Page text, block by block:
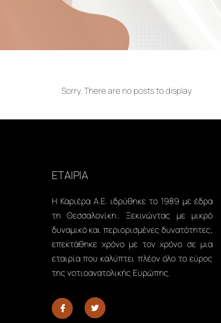
Sorry. There are no posts to display
ΕΤΑΙΡΙΑ
Η Καριέρα Α.Ε. ιδρύθηκε το 1989 με έδρα
τη Θεσσαλονίκη.. Ξεκινώντας με μικρό
δυναμικό και περιορισμένες δυνατότητες,
επεκτάθηκε χρόνο με τον χρόνο σε μια
εταιρία που καλύπτει πλέον όλο το εύρος
της νοτιοανατολικής Ευρώπης.